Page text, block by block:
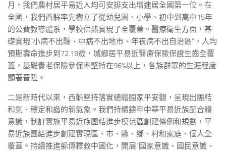
月，我們農村居平易近人均可安排支出增速居全國第一位。在
全國，我們西躲率先樹立了從幼兒園、小學、初中到高中15年
的公費教導體系，學校供熱實現了全覆蓋。醫療衛生方面，基
礎實現“小病不出縣、中病不出地市、年夜病不出自治區”，人均
預期壽命進步到72.19歲，城鄉居平易近醫療保險保證生齒全覆
蓋，基礎養老保險參保率堅持在96%以上，各族群眾的生涯程度
顯著晉陞。
二是新時代以來，西躲堅持落實總體國家平安觀，呈現出團結
和氣、穩定和諧的新氣象。我們持續鑄牢中華平易近族配合體
意識，制訂實施平易近族團結進步模范區創建條例和規劃，平
易近族團結進步創建實現區、市、縣、鄉、村和家庭、個人全
覆蓋。持續推進躲傳釋教中國化，開展“國家意識、國民意識、